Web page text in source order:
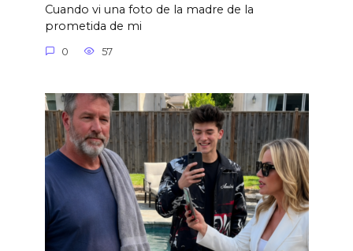
Cuando vi una foto de la madre de la
prometida de mi
0 57